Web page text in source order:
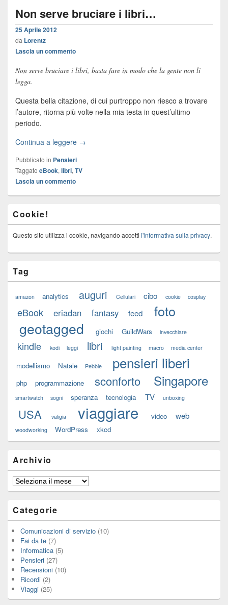
Non serve bruciare i libri…
25 Aprile 2012
da Lorentz
Lascia un commento
Non serve bruciare i libri, basta fare in modo che la gente non li
legga.
Questa bella citazione, di cui purtroppo non riesco a trovare
l’autore, ritorna più volte nella mia testa in quest’ultimo
periodo.
Continua a leggere →
Pubblicato in Pensieri
Taggato eBook, libri, TV
Lascia un commento
Cookie!
Questo sito utilizza i cookie, navigando accetti l'informativa sulla privacy.
Tag
amazon analytics auguri Cellulari cibo cookie cosplay
eBook eriadan fantasy feed foto
geotagged giochi GuildWars invecchiare
kindle kodi leggi libri light painting macro media center
modellismo Natale Pebble pensieri liberi
php programmazione sconforto Singapore
smartwatch sogni speranza tecnologia TV unboxing
USA valigia viaggiare video web
woodworking WordPress xkcd
Archivio
Archivio
Categorie
Comunicazioni di servizio (10)
Fai da te (7)
Informatica (5)
Pensieri (27)
Recensioni (10)
Ricordi (2)
Viaggi (25)